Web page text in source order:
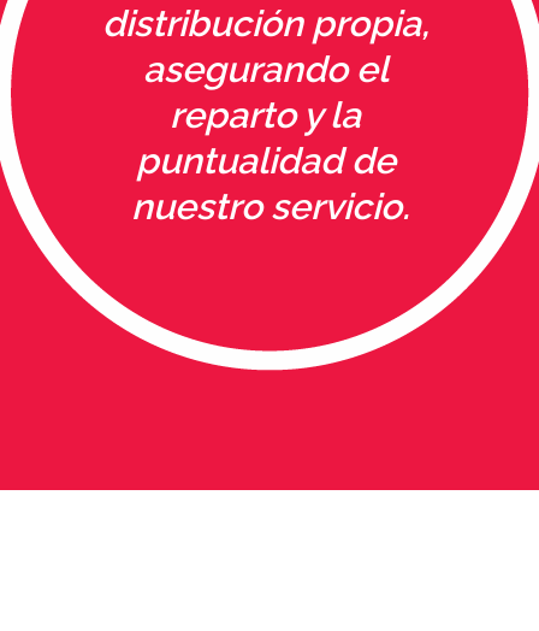
distribución propia,
asegurando el
reparto y la
puntualidad de
nuestro servicio.